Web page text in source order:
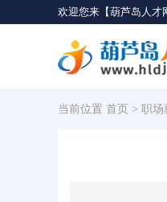
欢迎您来【葫芦岛人才
当前位置 首页 > 职场